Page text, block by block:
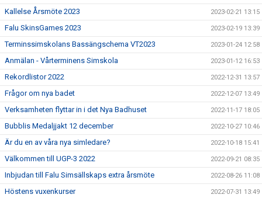
Kallelse Årsmöte 2023 2023-02-21 13:15
Falu SkinsGames 2023 2023-02-19 13:39
Terminssimskolans Bassängschema VT2023 2023-01-24 12:58
Anmälan - Vårterminens Simskola 2023-01-12 16:53
Rekordlistor 2022 2022-12-31 13:57
Frågor om nya badet 2022-12-07 13:49
Verksamheten flyttar in i det Nya Badhuset 2022-11-17 18:05
Bubblis Medaljjakt 12 december 2022-10-27 10:46
Är du en av våra nya simledare? 2022-10-18 15:41
Välkommen till UGP-3 2022 2022-09-21 08:35
Inbjudan till Falu Simsällskaps extra årsmöte 2022-08-26 11:08
Höstens vuxenkurser 2022-07-31 13:49